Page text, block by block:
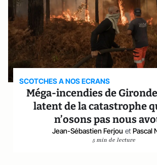
SCOTCHES A NOS ECRANS
Méga-incendies de
latent de la catastrophe
n’osons pas nous
Jean-Sébastien Ferjou et Pascal
5 min de lecture